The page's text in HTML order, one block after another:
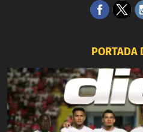
PORTADA